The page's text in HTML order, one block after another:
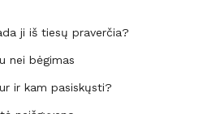
ji iš tiesų praverčia?
nei bėgimas
ir kam pasiskųsti?